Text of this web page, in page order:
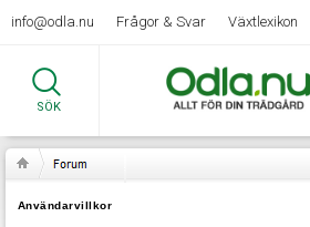
info@odla.nu Frågor & Svar Växtlexikon
SÖK
Användarvillkor